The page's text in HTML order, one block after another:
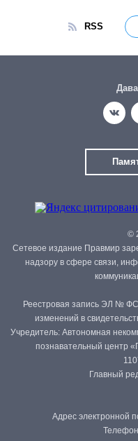
RSS
©
Сетевое издание Правмир
надзору в сфере связи,
Реестровая запись ЭЛ № ФС
изменений в
Учредитель: Автономная
познавательный центр
Главный
Адрес электронной